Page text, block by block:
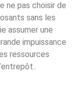
ne pas choisir de
sans les
assumer une
impuissance
ressources